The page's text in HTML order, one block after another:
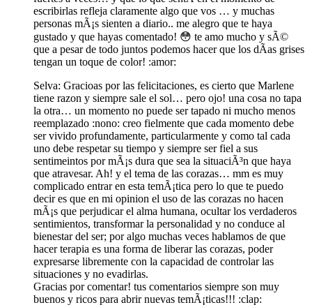
escribirlas refleja claramente algo que vos … y muchas
personas mÃ¡s sienten a diario.. me alegro que te haya
gustado y que hayas comentado! 😳 te amo mucho y sÃ©
que a pesar de todo juntos podemos hacer que los dÃ­as grises
tengan un toque de color! :amor:
Selva: Gracioas por las felicitaciones, es cierto que Marlene
tiene razon y siempre sale el sol… pero ojo! una cosa no tapa
la otra… un momento no puede ser tapado ni mucho menos
reemplazado :nono: creo fielmente que cada momento debe
ser vivido profundamente, particularmente y como tal cada
uno debe respetar su tiempo y siempre ser fiel a sus
sentimeintos por mÃ¡s dura que sea la situaciÃ³n que haya
que atravesar. Ah! y el tema de las corazas… mm es muy
complicado entrar en esta temÃ¡tica pero lo que te puedo
decir es que en mi opinion el uso de las corazas no hacen
mÃ¡s que perjudicar el alma humana, ocultar los verdaderos
sentimientos, transformar la personalidad y no conduce al
bienestar del ser; por algo muchas veces hablamos de que
hacer terapia es una forma de liberar las corazas, poder
expresarse libremente con la capacidad de controlar las
situaciones y no evadirlas.
Gracias por comentar! tus comentarios siempre son muy
buenos y ricos para abrir nuevas temÃ¡ticas!!! :clap: